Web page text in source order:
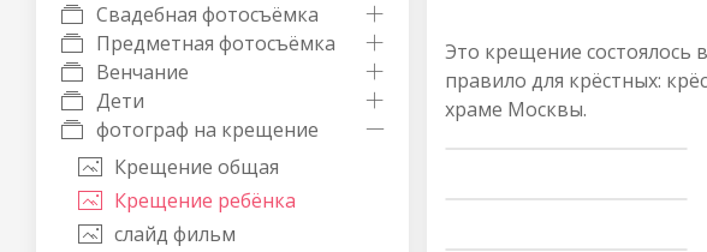
Свадебная фотосъёмка
Предметная фотосъёмка
Венчание
Дети
фотограф на крещение
Крещение общая
Крещение ребёнка
слайд фильм
Это крещение состоялось
правило для крёстных:
храме Москвы.